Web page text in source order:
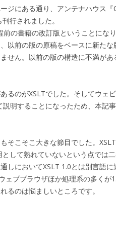
ジにある通り、アンテナハウス
行されました。
の書籍の改訂版ということになり
以前の版の原稿をベースに新た
せん。以前の版の構造に不満が
るのがXSLTでした。そしてウェ
明することになったため、本記
そこそこ大きな節目でした。
して熟れていないという点では
しにおいてXSLT 1.0とは別言語
ェブブラウザほか処理系の多くが
るのは悩ましいところです。